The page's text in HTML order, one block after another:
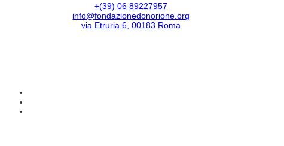
+(39) 06 89227957
info@fondazionedonorione.org
via Etruria 6, 00183 Roma